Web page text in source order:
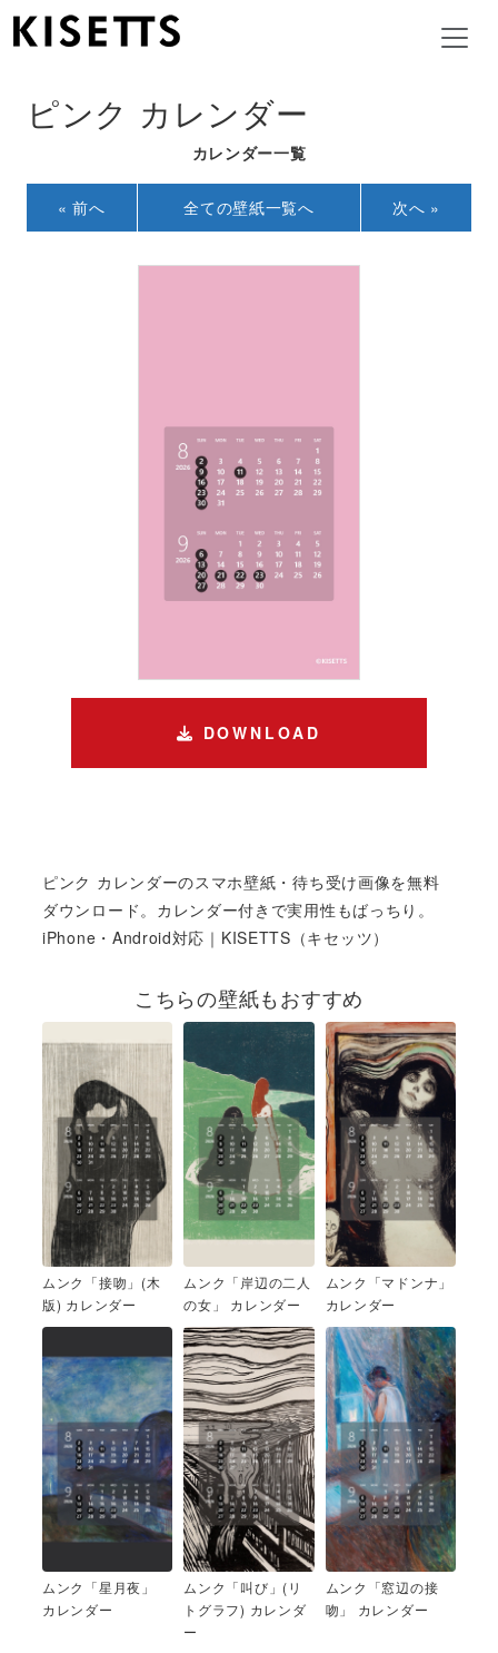
ピンク カレンダー
カレンダー一覧
« 前へ 全ての壁紙一覧へ 次へ »
DOWNLOAD
ピンク カレンダーのスマホ壁紙・待ち受け画像を無料
ダウンロード。カレンダー付きで実用性もばっちり。
iPhone・Android対応｜KISETTS（キセッツ）
こちらの壁紙もおすすめ
ムンク「接吻」(木
版) カレンダー
ムンク「岸辺の二人
の女」 カレンダー
ムンク「マドンナ」
カレンダー
ムンク「星月夜」
カレンダー
ムンク「叫び」(リ
トグラフ) カレンダ
ー
ムンク「窓辺の接
吻」 カレンダー